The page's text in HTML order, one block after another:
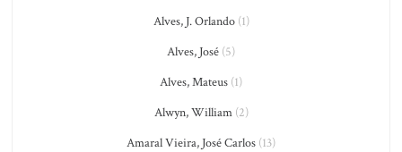
Alves, J. Orlando(1)
Alves, José (5)
Alves, Mateus (1)
Alwyn, William(2)
Amaral Vieira, José Carlos (13)